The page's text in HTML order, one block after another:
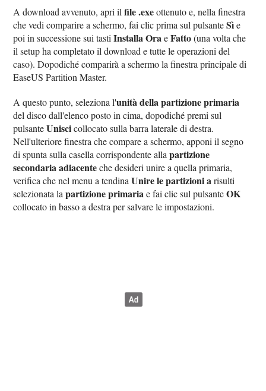
A download avvenuto, apri ilfile .exeottenuto e, nella finestra
che vedi comparire a schermo, fai clic prima sul pulsanteSìe
poi in successione sui tastiInstalla OraeFatto(una volta che
il setup ha completato il download e tutte le operazioni del
caso). Dopodiché comparirà a schermo la finestra principale di
EaseUS Partition Master.
A questo punto, seleziona l'unità della partizione primaria
del disco dall'elenco posto in cima, dopodiché premi sul
pulsanteUniscicollocato sulla barra laterale di destra.
Nell'ulteriore finestra che compare a schermo, apponi il segno
di spunta sulla casella corrispondente allapartizione
secondaria adiacenteche desideri unire a quella primaria,
verifica che nel menu a tendinaUnire le partizioni arisulti
selezionata lapartizione primariae fai clic sul pulsanteOK
collocato in basso a destra per salvare le impostazioni.